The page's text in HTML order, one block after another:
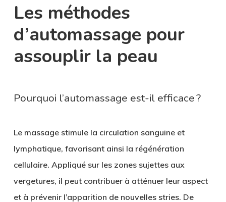
Les méthodes
d’automassage pour
assouplir la peau
Pourquoi l’automassage est-il efficace ?
Le massage stimule la circulation sanguine et
lymphatique, favorisant ainsi la régénération
cellulaire. Appliqué sur les zones sujettes aux
vergetures, il peut contribuer à atténuer leur aspect
et à prévenir l’apparition de nouvelles stries. De